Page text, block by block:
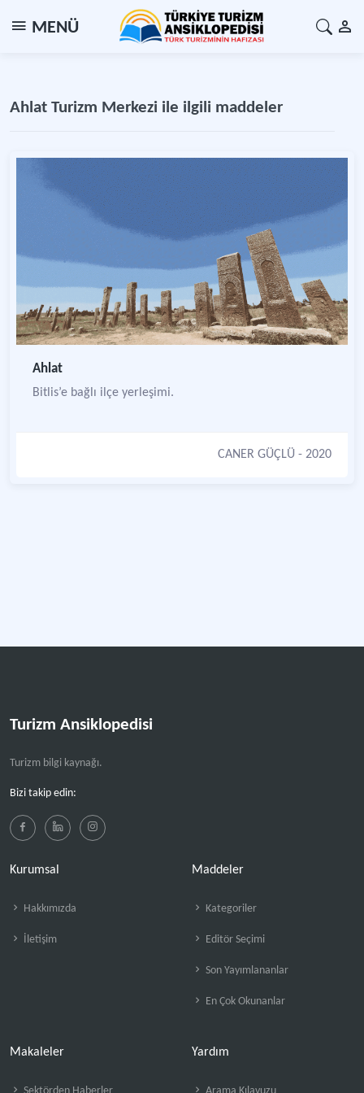
MENÜ
Ahlat Turizm Merkezi ile ilgili maddeler
Ahlat
Bitlis’e bağlı ilçe yerleşimi.
CANER GÜÇLÜ - 2020
Turizm Ansiklopedisi
Turizm bilgi kaynağı.
Bizi takip edin:
Kurumsal
Hakkımızda
İletişim
Maddeler
Kategoriler
Editör Seçimi
Son Yayımlananlar
En Çok Okunanlar
Makaleler Yardım